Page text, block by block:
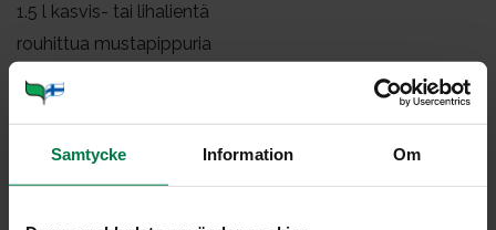
Samtycke Information Om
1.5 l kasvis- tai lihalientä
rouhittua mustapippuria
0.5
tuoretta timjamia, salviaa tai muita yrttejä